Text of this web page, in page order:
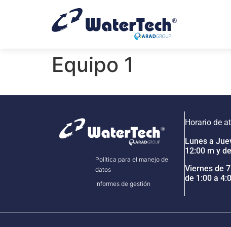
Equipo 1
Política para el manejo de
datos
Informes de gestión
Horario de
Lunes a
12:00 m y
Viernes de
de 1:00 a